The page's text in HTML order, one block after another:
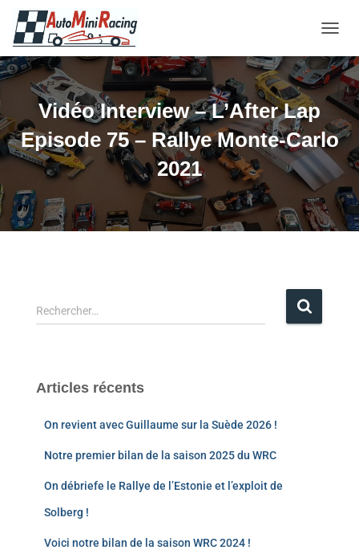
Vidéo Interview – L’After Lap
Episode 75 – Rallye Monte-Carlo
2021
Rechercher…
Articles récents
On revient avec Guillaume sur la Suède 2026 !
Notre premier bilan de la saison 2025 du WRC
On débriefe le Rallye de l’Estonie et l’exploit de
Solberg !
Voici notre bilan de la saison WRC 2024 !